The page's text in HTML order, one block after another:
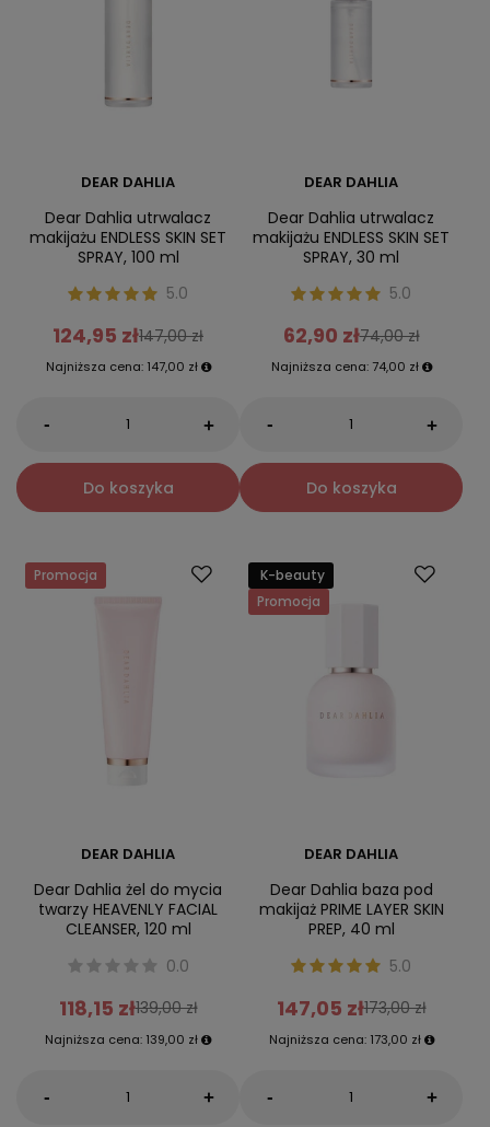
DEAR DAHLIA
Dear Dahlia utrwalacz
makijażu ENDLESS SKIN SET
SPRAY, 100 ml
5.0
124,95 zł147,00 zł
Najniższa cena: 147,00 zł
- +
Do koszyka
DEAR DAHLIA
Dear Dahlia utrwalacz
makijażu ENDLESS SKIN SET
SPRAY, 30 ml
5.0
62,90 zł74,00 zł
Najniższa cena: 74,00 zł
- +
Do koszyka
Promocja
DEAR DAHLIA
Dear Dahlia żel do mycia
twarzy HEAVENLY FACIAL
CLEANSER, 120 ml
0.0
118,15 zł139,00 zł
Najniższa cena: 139,00 zł
- +
K-beauty
Promocja
DEAR DAHLIA
Dear Dahlia baza pod
makijaż PRIME LAYER SKIN
PREP, 40 ml
5.0
147,05 zł173,00 zł
Najniższa cena: 173,00 zł
- +